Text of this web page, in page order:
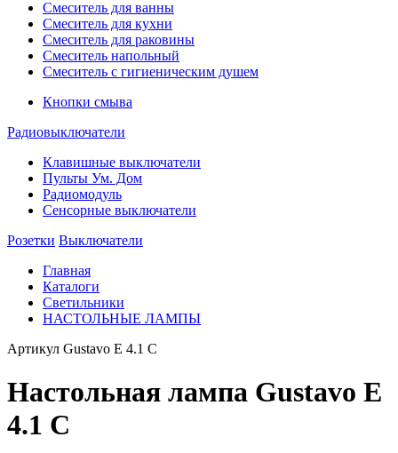
Смеситель для ванны
Смеситель для кухни
Смеситель для раковины
Смеситель напольный
Смеситель с гигиеническим душем
Кнопки смыва
Радиовыключатели
Клавишные выключатели
Пульты Ум. Дом
Радиомодуль
Сенсорные выключатели
Розетки Выключатели
Главная
Каталоги
Светильники
НАСТОЛЬНЫЕ ЛАМПЫ
Артикул Gustavo E 4.1 C
Настольная лампа Gustavo E
4.1 C